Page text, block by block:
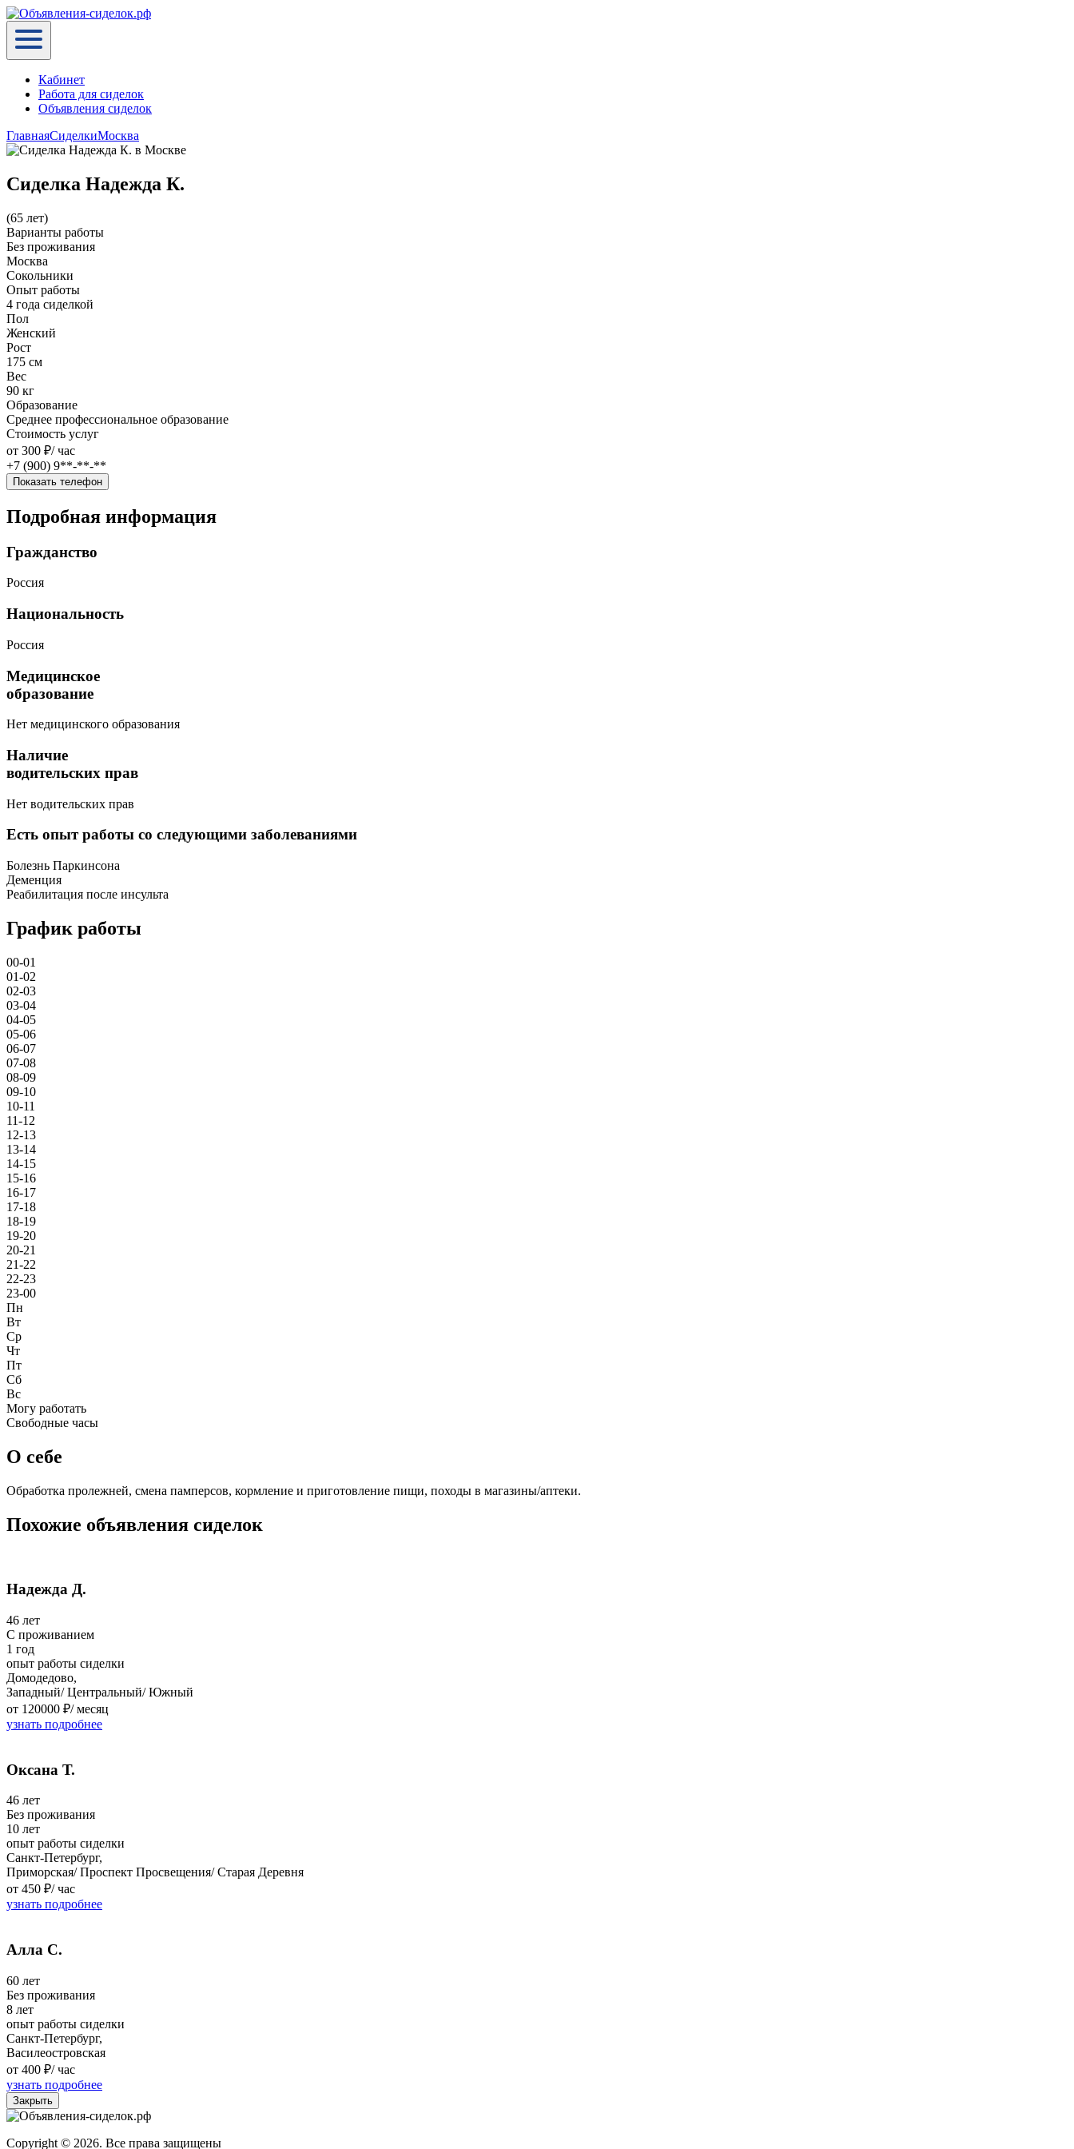
Кабинет
Работа для сиделок
Объявления сиделок
ГлавнаяСиделкиМосква
Сиделка Надежда К.
(65 лет)
Варианты работы
Без проживания
Москва
Сокольники
Опыт работы
4 года сиделкой
Пол
Женский
Рост
175 см
Вес
90 кг
Образование
Среднее профессиональное образование
Стоимость услуг
от 300 ₽/час
+7 (900) 9**-**-**
Показать телефон
Подробная информация
Гражданство
Россия
Национальность
Россия
Медицинское
образование
Нет медицинского образования
Наличие
водительских прав
Нет водительских прав
Есть опыт работы со следующими заболеваниями
Болезнь Паркинсона
Деменция
Реабилитация после инсульта
График работы
00-01
01-02
02-03
03-04
04-05
05-06
06-07
07-08
08-09
09-10
10-11
11-12
12-13
13-14
14-15
15-16
16-17
17-18
18-19
19-20
20-21
21-22
22-23
23-00
Пн
Вт
Ср
Чт
Пт
Сб
Вс
Могу работать
Свободные часы
О себе
Обработка пролежней, смена памперсов, кормление и приготовление пищи, походы в магазины/аптеки.
Похожие объявления сиделок
Надежда Д.
46 лет
C проживанием
1 год
опыт работы сиделки
Домодедово,
Западный/ Центральный/ Южный
от 120000 ₽/месяц
узнать подробнее
Оксана Т.
46 лет
Без проживания
10 лет
опыт работы сиделки
Санкт-Петербург,
Приморская/ Проспект Просвещения/ Старая Деревня
от 450 ₽/час
узнать подробнее
Алла С.
60 лет
Без проживания
8 лет
опыт работы сиделки
Санкт-Петербург,
Василеостровская
от 400 ₽/час
узнать подробнее
Закрыть
Copyright © 2026. Все права защищены